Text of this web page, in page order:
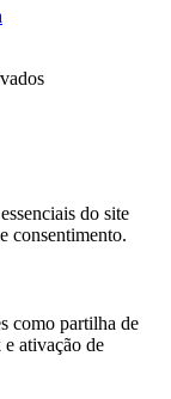
do site
consentimento.
como partilha de
e ativação de